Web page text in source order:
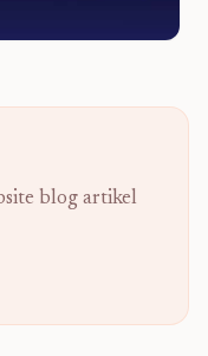
blog artikel